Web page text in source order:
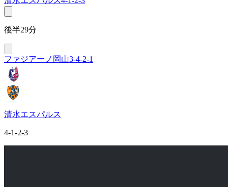
後半29分
ファジアーノ岡山3-4-2-1
清水エスパルス
4-1-2-3